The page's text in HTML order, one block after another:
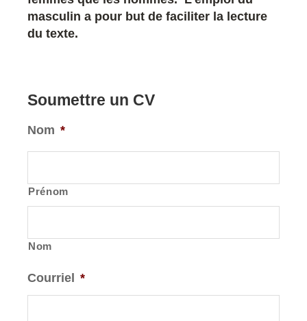
masculin a pour but de faciliter la lecture
du texte.
Soumettre un CV
Nom *
Prénom
Nom
Courriel *